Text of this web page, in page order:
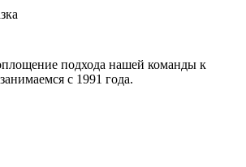
подхода нашей команды к
с 1991 года.